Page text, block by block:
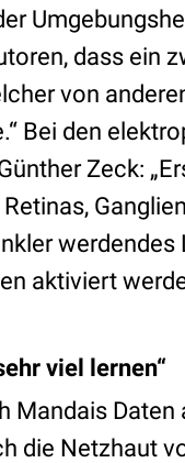
dass ein
von
Bei den
Zeck:
aktiviert
viel lernen“
Mandais
die Netzhaut